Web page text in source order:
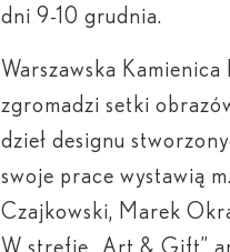
dni 9-10 grudnia.
Warszawska
zgromadzi setki
dzieł designu
swoje prace wystawią
Czajkowski, Marek